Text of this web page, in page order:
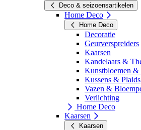
Deco & seizoensartikelen
Home Deco
Home Deco
Decoratie
Geurverspreiders
Kaarsen
Kandelaars &
Kunstbloemen &
Kussens & Plaids
Vazen &
Verlichting
Home Deco
Kaarsen
Kaarsen